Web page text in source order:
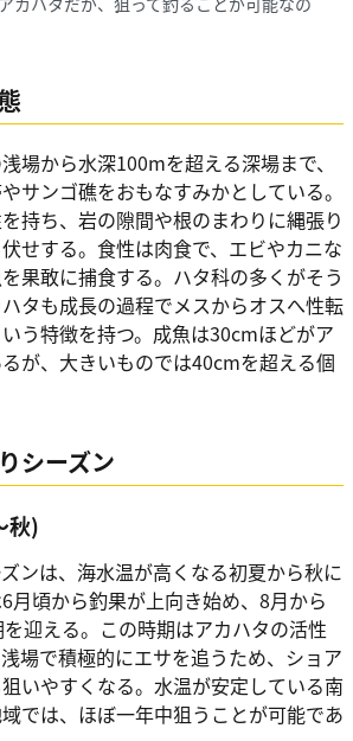
場から水深100mを超える深場まで、
サンゴ礁をおもなすみかとしている。
持ち、岩の隙間や根のまわりに縄張り
せする。食性は肉食で、エビやカニな
果敢に捕食する。ハタ科の多くがそう
タも成長の過程でメスからオスへ性転
う特徴を持つ。成魚は30cmほどがア
が、大きいものでは40cmを超える個
シーズン
秋)
ンは、海水温が高くなる初夏から秋に
月頃から釣果が上向き始め、8月から
迎える。この時期はアカハタの活性
場で積極的にエサを追うため、ショア
いやすくなる。水温が安定している南
では、ほぼ一年中狙うことが可能であ